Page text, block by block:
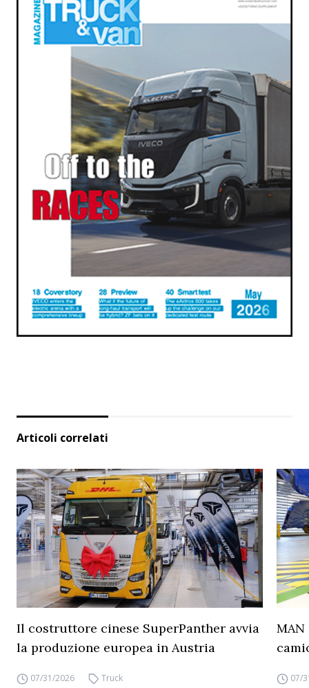
Articoli correlati
Il costruttore cinese SuperPanther avvia
la produzione europea in Austria
07/31/2026 Truck 07/